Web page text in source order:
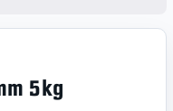
5kg